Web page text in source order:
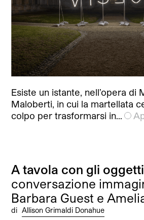
Esiste un istante, nell’opera di
Maloberti, in cui la martellata
colpo per trasformarsi in…
A tavola con gli oggetti
conversazione
Barbara Guest e
di Allison Grimaldi Donahue